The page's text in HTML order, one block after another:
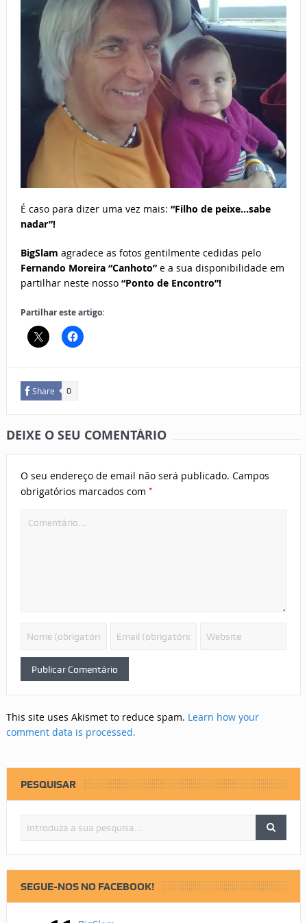
É caso para dizer uma vez mais: “Filho de peixe…sabe
nadar”!
BigSlam agradece as fotos gentilmente cedidas pelo
Fernando Moreira “Canhoto”e a sua disponibilidade em
partilhar neste nosso “Ponto de Encontro”!
Partilhar este artigo:
Share 0
DEIXE O SEU COMENTÁRIO
O seu endereço de email não será publicado. Campos
obrigatórios marcados com *
This site uses Akismet to reduce spam. Learn how your
comment data is processed.
PESQUISAR
SEGUE-NOS NO FACEBOOK!